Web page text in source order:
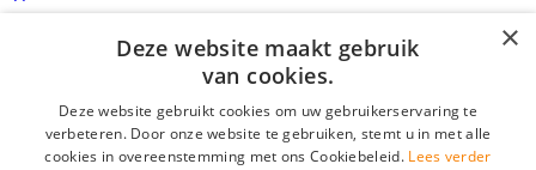
Inloggen als bedrijf
Wachtwoord
×
Deze website maakt gebruik
van cookies.
Deze website gebruikt cookies om uw gebruikerservaring te
verbeteren. Door onze website te gebruiken, stemt u in met alle
cookies in overeenstemming met ons Cookiebeleid. Lees verder